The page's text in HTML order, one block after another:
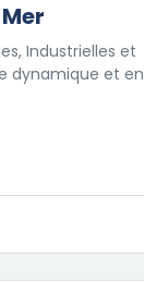
Industrielles et
dynamique et en